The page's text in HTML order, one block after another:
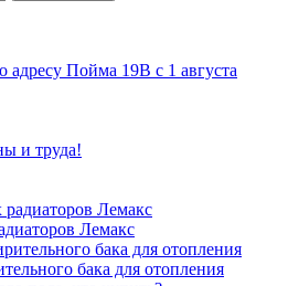
адресу Пойма 19В с 1 августа
и труда!
Лемакс
бака для отопления